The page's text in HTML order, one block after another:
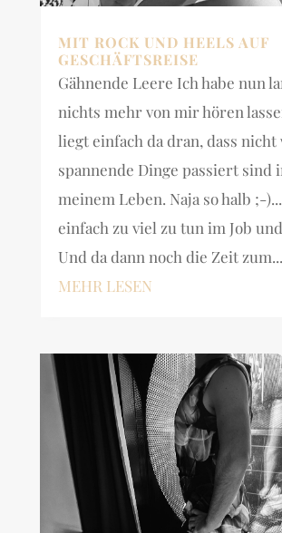
MIT ROCK UND HEELS AUF
GESCHÄFTSREISE
Gähnende Leere Ich habe nun
nichts mehr von mir hören
liegt einfach da dran, dass
spannende Dinge passiert sind
meinem Leben. Naja so halb ;-
einfach zu viel zu tun im Job
Und da dann noch die Zeit zum...
MEHR LESEN